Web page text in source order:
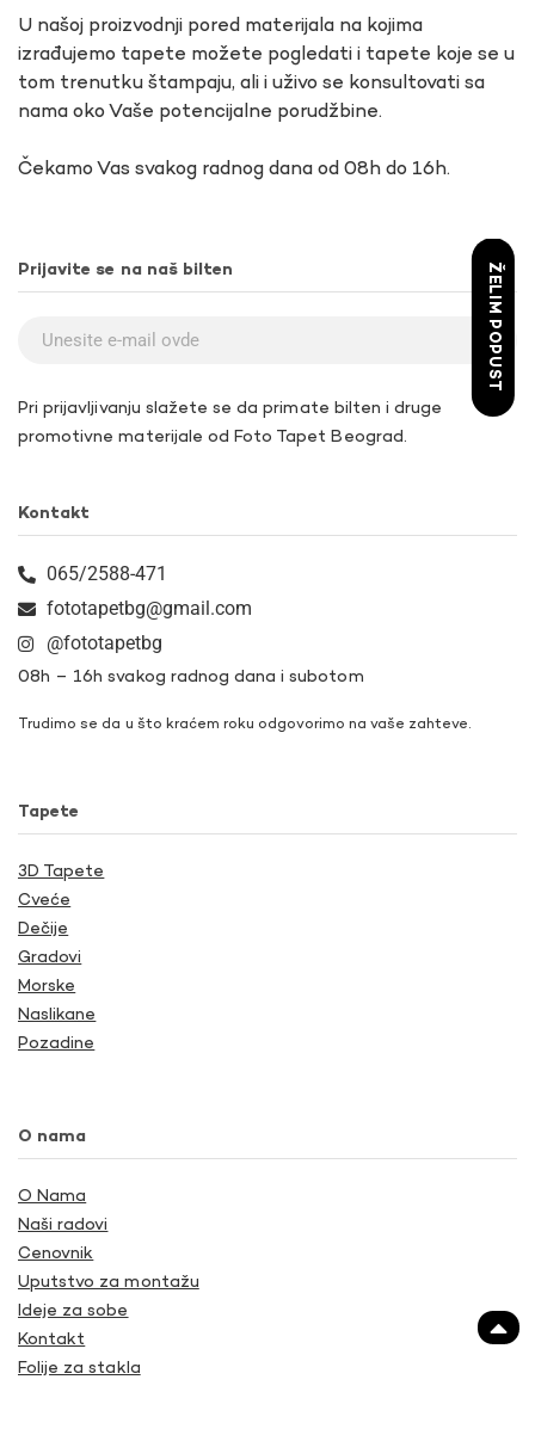
U našoj proizvodnji pored materijala na kojima
izrađujemo tapete možete pogledati i tapete koje se u
tom trenutku štampaju, ali i uživo se konsultovati sa
nama oko Vaše potencijalne porudžbine.
Čekamo Vas svakog radnog dana od 08h do 16h.
Prijavite se na naš bilten
Pri prijavljivanju slažete se da primate bilten i druge
promotivne materijale od Foto Tapet Beograd.
Kontakt
065/2588-471
fototapetbg@gmail.com
@fototapetbg
08h – 16h svakog radnog dana i subotom
Trudimo se da u što kraćem roku odgovorimo na vaše zahteve.
Tapete
3D Tapete
Cveće
Dečije
Gradovi
Morske
Naslikane
Pozadine
O nama
O Nama
Naši radovi
Cenovnik
Uputstvo za montažu
Ideje za sobe
Kontakt
Folije za stakla
ŽELIM POPUST